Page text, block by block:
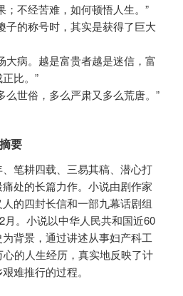
；不经苦难，如何顿悟人生。”
子的称号时，其实是获得了巨大
大病。越是富贵者越是迷信，富
比。”
么世俗，多么严肃又多么荒唐。”
要
、笔耕四载、三易其稿、潜心打
处的长篇力作。小说由剧作家
的四封长信和一部九幕话剧组
月。小说以中华人民共和国近60
背景，通过讲述从事妇产科工
的人生经历，真实地反映了计
难推行的过程。